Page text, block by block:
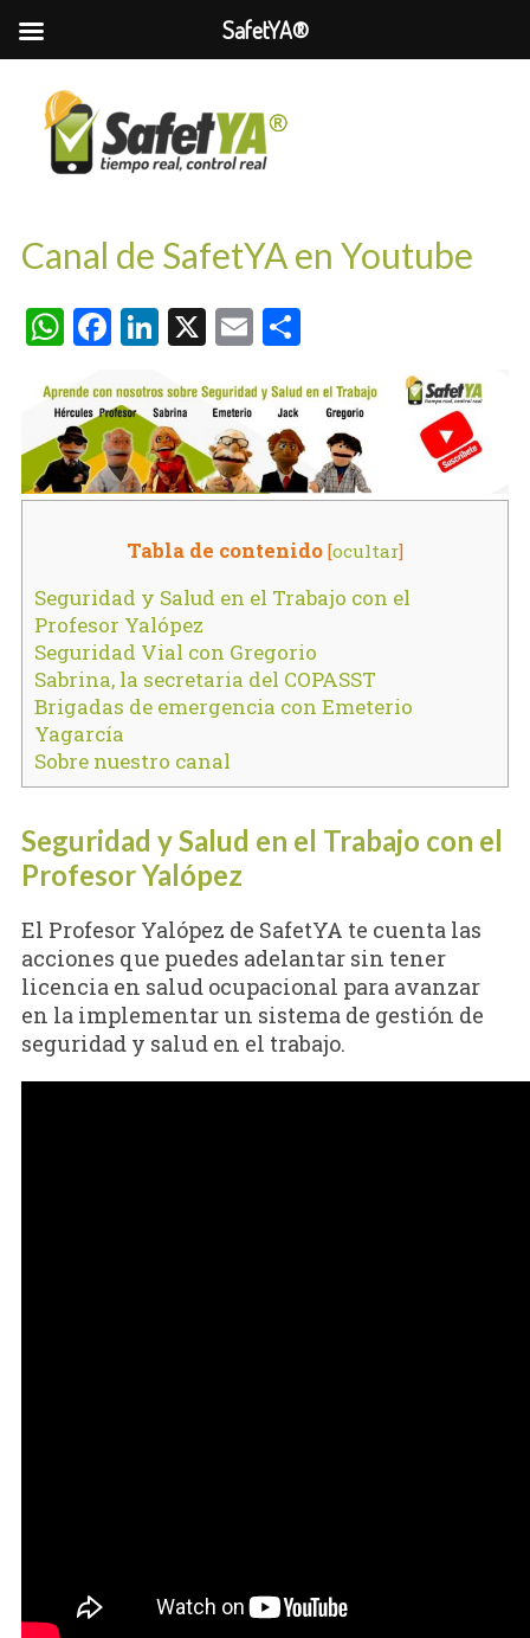
Canal de SafetYA en Youtube
WhatsApp
Facebook
LinkedIn
X EmailCompartir
Tabla de contenido [ocultar]
Seguridad y Salud en el Trabajo con el
Profesor Yalópez
Seguridad Vial con Gregorio
Sabrina, la secretaria del COPASST
Brigadas de emergencia con Emeterio
Yagarcía
Sobre nuestro canal
Seguridad y Salud en el Trabajo con el
Profesor Yalópez
El Profesor Yalópez de SafetYA te cuenta las
acciones que puedes adelantar sin tener
licencia en salud ocupacional para avanzar
en la implementar un sistema de gestión de
seguridad y salud en el trabajo.
SafetYA®